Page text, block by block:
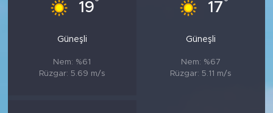
19°
Güneşli
Nem: %61
Rüzgar: 5.69 m/s
17°
Güneşli
Nem: %67
Rüzgar: 5.11 m/s